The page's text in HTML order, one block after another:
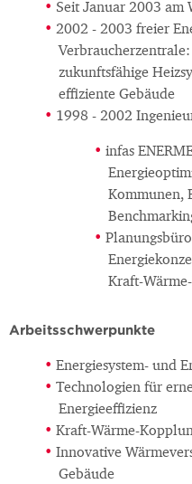
Seit Januar 2003
2002 - 2003 freier
Verbraucherzentrale:
zukunftsfähige
effiziente Gebäude
1998 - 2002
infas
Kommunen,
Kraft-
Arbeitsschwerpunkte
Energiesystem- und
Technologien für
Energieeffizienz
Kraft-Wärme-
Innovative
Gebäude